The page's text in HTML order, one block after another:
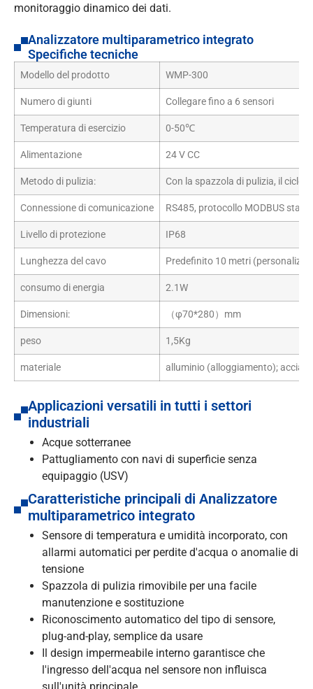
monitoraggio dinamico dei dati.
Analizzatore multiparametrico integrato
Specifiche tecniche
Modello del prodotto WMP-300
Numero di giunti Collegare fino a 6 sensori
Temperatura di esercizio 0-50℃
Alimentazione 24 V CC
Metodo di pulizia: Con la spazzola di pulizia, il ciclo
Connessione di comunicazione RS485, protocollo MODBUS
Livello di protezione IP68
Lunghezza del cavo Predefinito 10 metri
consumo di energia 2.1W
Dimensioni: （φ70*280）mm
peso 1,5Kg
materiale alluminio (alloggiamento);
Applicazioni versatili in tutti i settori
industriali
Acque sotterranee
Pattugliamento con navi di superficie senza
equipaggio (USV)
Caratteristiche principali di Analizzatore
multiparametrico integrato
Sensore di temperatura e umidità incorporato, con
allarmi automatici per perdite d'acqua o anomalie di
tensione
Spazzola di pulizia rimovibile per una facile
manutenzione e sostituzione
Riconoscimento automatico del tipo di sensore,
plug-and-play, semplice da usare
Il design impermeabile interno garantisce che
l'ingresso dell'acqua nel sensore non influisca